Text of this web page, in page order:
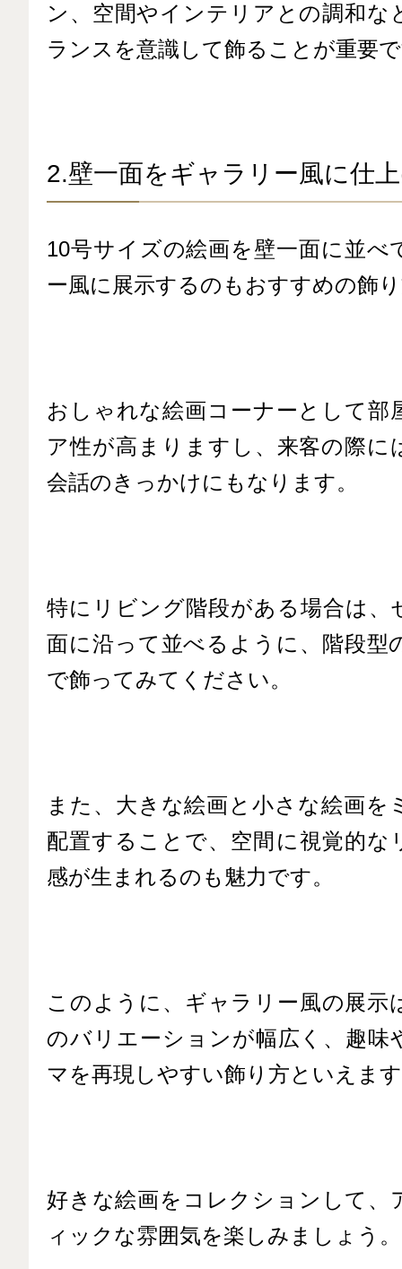
ン、空間やインテリアとの調和な
ランスを意識して飾ることが重要
2.壁一面をギャラリー風に仕
10号サイズの絵画を壁一面に並べ
ー風に展示するのもおすすめの飾
おしゃれな絵画コーナーとして部
ア性が高まりますし、来客の際に
会話のきっかけにもなります。
特にリビング階段がある場合は、
面に沿って並べるように、階段型
で飾ってみてください。
また、大きな絵画と小さな絵画を
配置することで、空間に視覚的な
感が生まれるのも魅力です。
このように、ギャラリー風の展示
のバリエーションが幅広く、趣味
マを再現しやすい飾り方といえま
好きな絵画をコレクションして、
ィックな雰囲気を楽しみましょう。